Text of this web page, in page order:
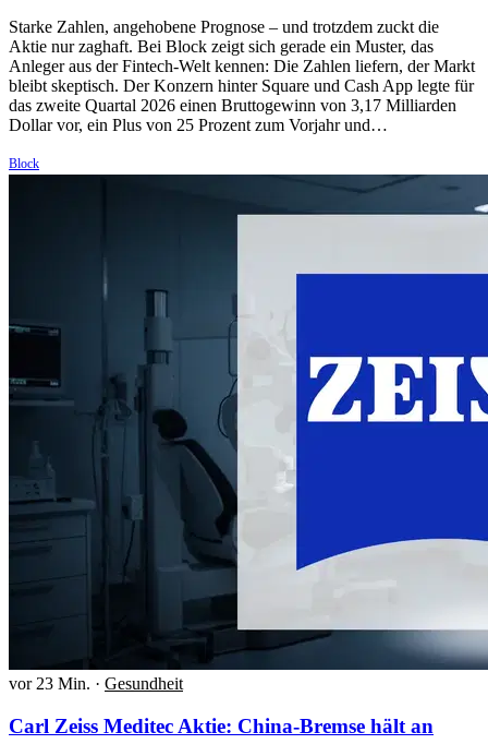
Starke Zahlen, angehobene Prognose – und trotzdem zuckt die
Aktie nur zaghaft. Bei Block zeigt sich gerade ein Muster, das
Anleger aus der Fintech-Welt kennen: Die Zahlen liefern, der Markt
bleibt skeptisch. Der Konzern hinter Square und Cash App legte für
das zweite Quartal 2026 einen Bruttogewinn von 3,17 Milliarden
Dollar vor, ein Plus von 25 Prozent zum Vorjahr und…
Block
vor 23 Min. · Gesundheit
Carl Zeiss Meditec Aktie: China-Bremse hält an